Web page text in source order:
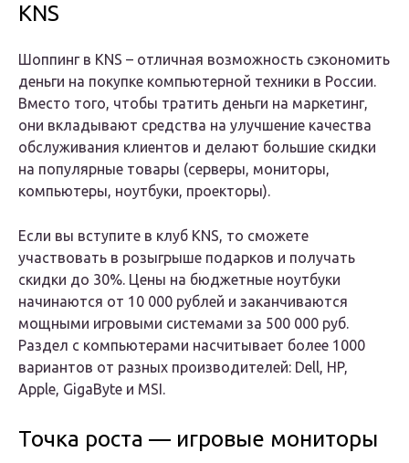
KNS
Шоппинг в KNS – отличная возможность сэкономить
деньги на покупке компьютерной техники в России.
Вместо того, чтобы тратить деньги на маркетинг,
они вкладывают средства на улучшение качества
обслуживания клиентов и делают большие скидки
на популярные товары (серверы, мониторы,
компьютеры, ноутбуки, проекторы).
Если вы вступите в клуб KNS, то сможете
участвовать в розыгрыше подарков и получать
скидки до 30%. Цены на бюджетные ноутбуки
начинаются от 10 000 рублей и заканчиваются
мощными игровыми системами за 500 000 руб.
Раздел с компьютерами насчитывает более 1000
вариантов от разных производителей: Dell, HP,
Apple, GigaByte и MSI.
Точка роста — игровые мониторы